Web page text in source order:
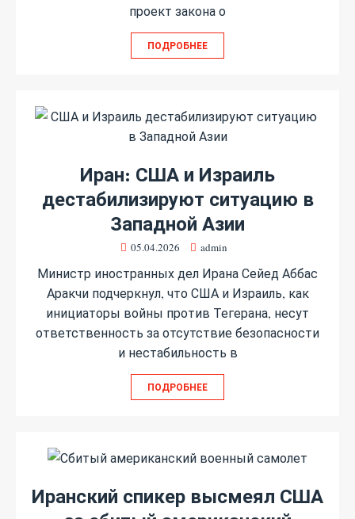
проект закона о
ПОДРОБНЕЕ
Иран: США и Израиль
дестабилизируют ситуацию в
Западной Азии
05.04.2026 admin
Министр иностранных дел Ирана Сейед Аббас
Аракчи подчеркнул, что США и Израиль, как
инициаторы войны против Тегерана, несут
ответственность за отсутствие безопасности
и нестабильность в
ПОДРОБНЕЕ
Иранский спикер высмеял США